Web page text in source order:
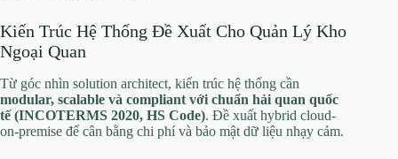
Kiến Trúc Hệ Thống Đề Xuất Cho Quản Lý Kho
Ngoại Quan
Từ góc nhìn solution architect, kiến trúc hệ thống cần
modular, scalable và compliant với chuẩn hải quan quốc
tế (INCOTERMS 2020, HS Code). Đề xuất hybrid cloud-
on-premise để cân bằng chi phí và bảo mật dữ liệu nhạy cảm.